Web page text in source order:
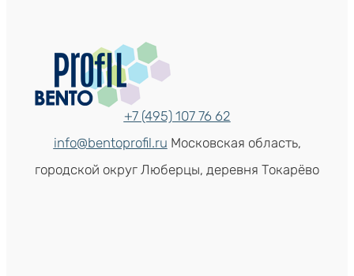
+7 (495) 107 76 62
info@bentoprofil.ru Московская область,
городской округ Люберцы, деревня Токарёво